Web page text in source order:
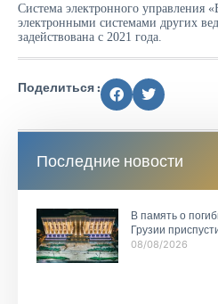
Система электронного управления
электронными системами других
задействована с 2021 года.
Поделиться :
Последние новости
В память о
Грузии
08/08/2026